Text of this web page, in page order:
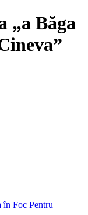
„a Băga